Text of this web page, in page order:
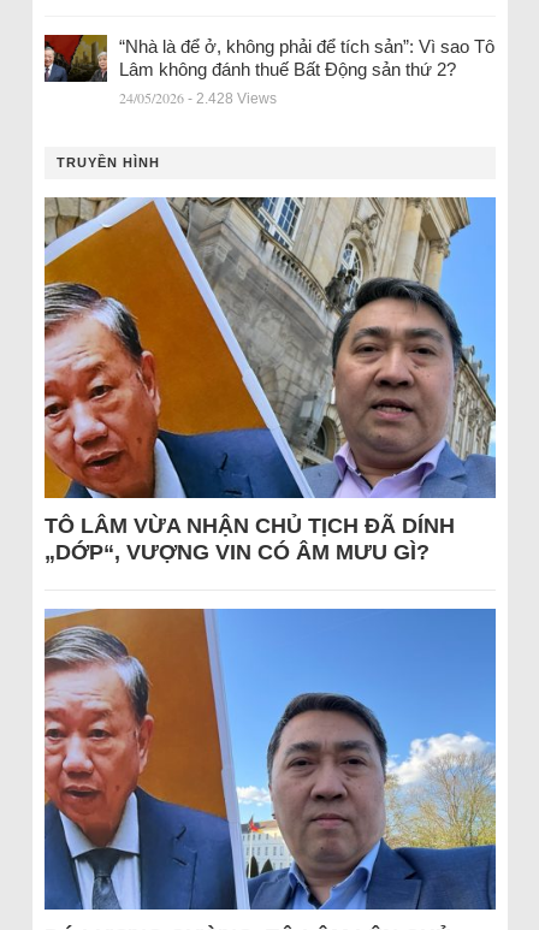
“Nhà là để ở, không phải để tích sản”: Vì sao Tô
Lâm không đánh thuế Bất Động sản thứ 2?
24/05/2026 - 2.428 Views
TRUYỀN HÌNH
TÔ LÂM VỪA NHẬN CHỦ TỊCH ĐÃ DÍNH
„DỚP“, VƯỢNG VIN CÓ ÂM MƯU GÌ?